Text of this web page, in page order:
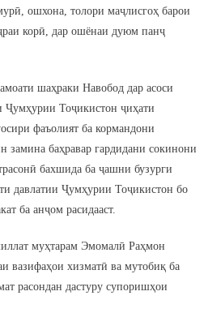
ошхона, толори маҷлисгоҳ барои
корӣ, дар ошёнаи дуюм панҷ
шаҳраки Навобод дар асоси
Ҷумҳурии Тоҷикистон ҷиҳати
фаъолият ба кормандони
замина баҳравар гардидани сокинони
бахшида ба ҷашни бузурги
давлатии Ҷумҳурии Тоҷикистон бо
ба анҷом расидааст.
муҳтарам Эмомалӣ Раҳмон
вазифаҳои хизматӣ ва мутобиқ ба
расондан дастуру супоришҳои